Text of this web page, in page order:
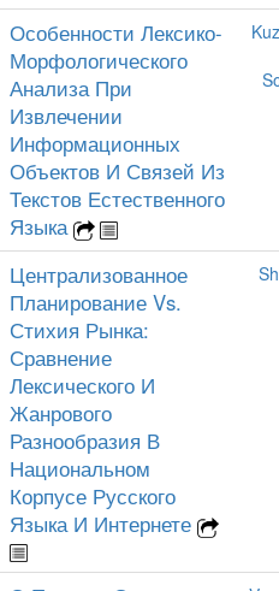
Особенности Лексико-
Морфологического
Анализа При
Извлечении
Информационных
Объектов И Связей Из
Текстов Естественного
Языка
Централизованное
Планирование Vs.
Стихия Рынка:
Сравнение
Лексического И
Жанрового
Разнообразия В
Национальном
Корпусе Русского
Языка И Интернете